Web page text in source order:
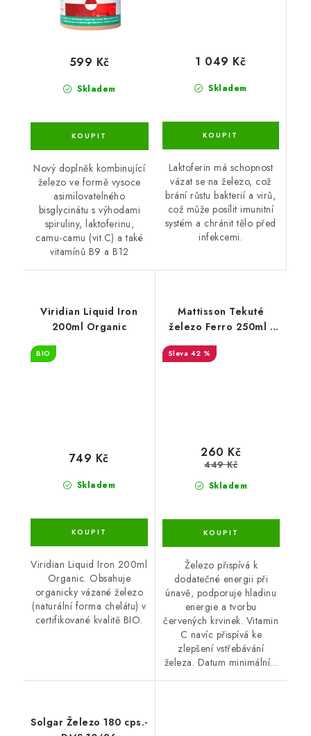
Skladem
599 Kč
Nový doplněk kombinující
železo ve formě vysoce
asimilovatelného
bisglycinátu s výhodami
spiruliny, laktoferinu,
camu-camu (vit.C) a také
vitamínů B9 a B12
Skladem
1 049 Kč
Laktoferin má schopnost
vázat se na železo, což
brání růstu bakterií a virů,
což může posílit imunitní
systém a chránit tělo před
infekcemi.
Viridian Liquid Iron
200ml Organic
BIO
Skladem
749 Kč
Viridian Liquid Iron 200ml
Organic. Obsahuje
organicky vázané železo
(naturální forma chelátu) v
certifikované kvalitě BIO.
Mattisson Tekuté
železo Ferro 250ml -
DMS 6/26
42 %
Skladem
260 Kč
449 Kč
Železo přispívá k
dodatečné energii při
únavě, podporuje hladinu
energie a tvorbu
červených krvinek. Vitamin
C navíc přispívá ke
zlepšení vstřebávání
železa. Datum minimální...
Solgar Železo 180 cps.-